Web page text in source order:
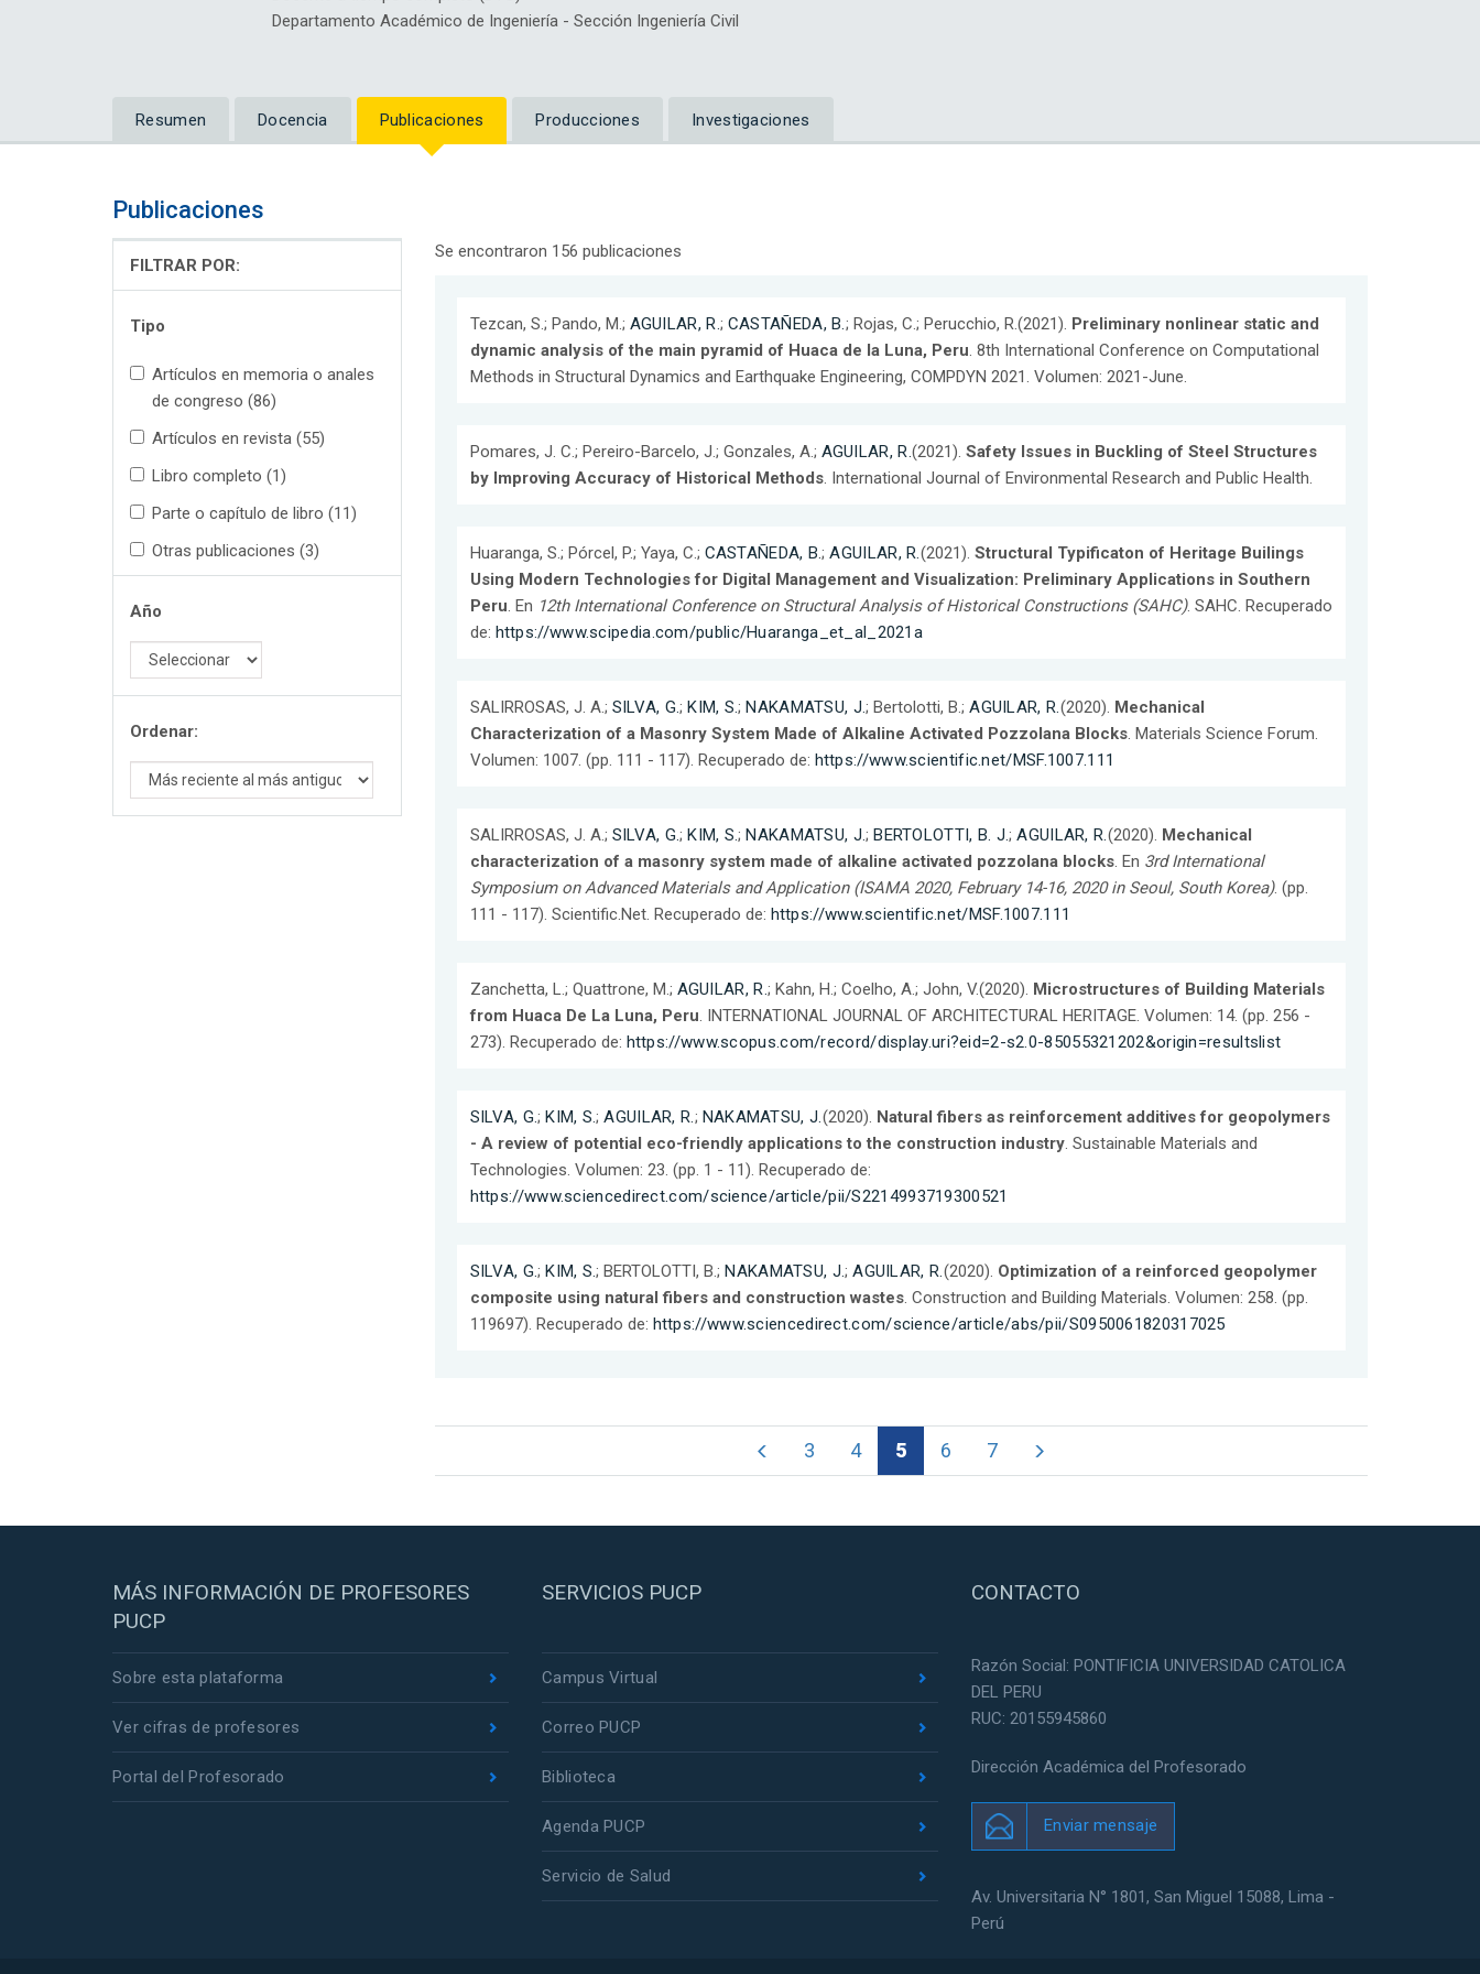
Departamento Académico de Ingeniería - Sección Ingeniería Civil
Resumen Docencia Publicaciones Producciones Investigaciones
Publicaciones
FILTRAR POR:
Tipo
Artículos en memoria o anales
de congreso (86)
Artículos en revista (55)
Libro completo (1)
Parte o capítulo de libro (11)
Otras publicaciones (3)
Año
Ordenar:
Se encontraron 156 publicaciones
Tezcan, S.; Pando, M.; AGUILAR, R.; CASTAÑEDA, B.; Rojas, C.; Perucchio, R.(2021). Preliminary nonlinear static and
dynamic analysis of the main pyramid of Huaca de la Luna, Peru. 8th International Conference on Computational
Methods in Structural Dynamics and Earthquake Engineering, COMPDYN 2021. Volumen: 2021-June.
Pomares, J. C.; Pereiro-Barcelo, J.; Gonzales, A.; AGUILAR, R.(2021). Safety Issues in Buckling of Steel Structures
by Improving Accuracy of Historical Methods. International Journal of Environmental Research and Public Health.
Huaranga, S.; Pórcel, P.; Yaya, C.; CASTAÑEDA, B.;AGUILAR, R.(2021). Structural Typificaton of Heritage Builings
Using Modern Technologies for Digital Management and Visualization: Preliminary Applications in Southern
Peru. En 12th International Conference on Structural Analysis of Historical Constructions (SAHC). SAHC. Recuperado
de: https://www.scipedia.com/public/Huaranga_et_al_2021a
SALIRROSAS, J. A.; SILVA, G.; KIM, S.; NAKAMATSU, J.; Bertolotti, B.;AGUILAR, R.(2020). Mechanical
Characterization of a Masonry System Made of Alkaline Activated Pozzolana Blocks. Materials Science Forum.
Volumen: 1007. (pp. 111 - 117). Recuperado de: https://www.scientific.net/MSF.1007.111
SALIRROSAS, J. A.; SILVA, G.; KIM, S.; NAKAMATSU, J.; BERTOLOTTI, B. J.;AGUILAR, R.(2020). Mechanical
characterization of a masonry system made of alkaline activated pozzolana blocks. En 3rd International
Symposium on Advanced Materials and Application (ISAMA 2020, February 14-16, 2020 in Seoul, South Korea). (pp.
111 - 117). Scientific.Net. Recuperado de: https://www.scientific.net/MSF.1007.111
Zanchetta, L.; Quattrone, M.; AGUILAR, R.; Kahn, H.; Coelho, A.; John, V.(2020). Microstructures of Building Materials
from Huaca De La Luna, Peru. INTERNATIONAL JOURNAL OF ARCHITECTURAL HERITAGE. Volumen: 14. (pp. 256 -
273). Recuperado de: https://www.scopus.com/record/display.uri?eid=2-s2.0-85055321202&origin=resultslist
SILVA, G.; KIM, S.;AGUILAR, R.; NAKAMATSU, J.(2020). Natural fibers as reinforcement additives for geopolymers
- A review of potential eco-friendly applications to the construction industry. Sustainable Materials and
Technologies. Volumen: 23. (pp. 1 - 11). Recuperado de:
https://www.sciencedirect.com/science/article/pii/S2214993719300521
SILVA, G.; KIM, S.; BERTOLOTTI, B.; NAKAMATSU, J.;AGUILAR, R.(2020). Optimization of a reinforced geopolymer
composite using natural fibers and construction wastes. Construction and Building Materials. Volumen: 258. (pp.
119697). Recuperado de: https://www.sciencedirect.com/science/article/abs/pii/S0950061820317025
3 4 5 6 7
MÁS INFORMACIÓN DE PROFESORES
PUCP
Sobre esta plataforma
Ver cifras de profesores
Portal del Profesorado
SERVICIOS PUCP
Campus Virtual
Correo PUCP
Biblioteca
Agenda PUCP
Servicio de Salud
CONTACTO
Razón Social: PONTIFICIA UNIVERSIDAD CATOLICA
DEL PERU
RUC: 20155945860
Dirección Académica del Profesorado
Enviar mensaje
Av. Universitaria N° 1801, San Miguel 15088, Lima -
Perú